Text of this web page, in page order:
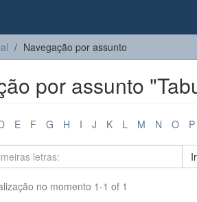
Navegação por assunto
por assunto
E F G H I J K L M N O P
Ir
no momento 1-1 of 1